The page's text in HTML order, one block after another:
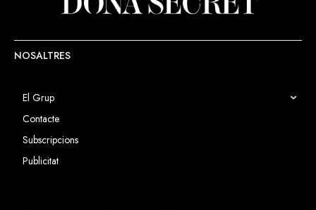
NOSALTRES
El Grup
Contacte
Subscripcions
Publicitat